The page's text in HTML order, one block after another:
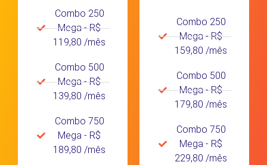
Combo 250
Mega - R$
119,80 /mês
Combo 500
Mega - R$
139,80 /mês
Combo 750
Mega - R$
189,80 /mês
Combo 250
Mega - R$
159,80 /mês
Combo 500
Mega - R$
179,80 /mês
Combo 750
Mega - R$
229,80 /mês